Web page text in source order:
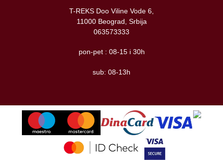
T-REKS Doo Viline Vode 6,
11000 Beograd, Srbija
063573333
pon-pet : 08-15 i 30h
sub: 08-13h